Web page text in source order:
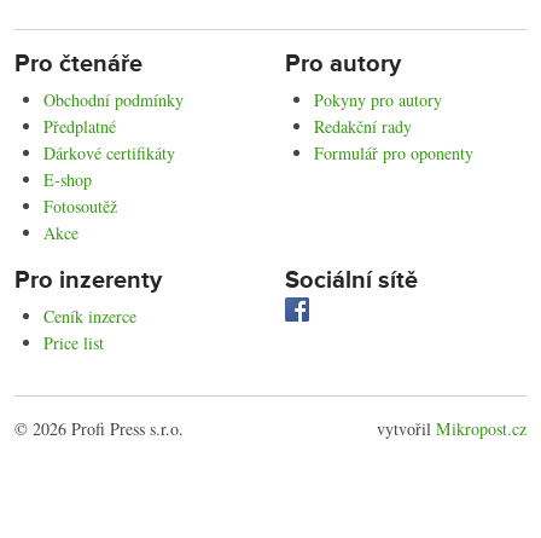
Pro čtenáře
Obchodní podmínky
Předplatné
Dárkové certifikáty
E-shop
Fotosoutěž
Akce
Pro autory
Pokyny pro autory
Redakční rady
Formulář pro oponenty
Pro inzerenty
Ceník inzerce
Price list
Sociální sítě
© 2026 Profi Press s.r.o. vytvořil Mikropost.cz